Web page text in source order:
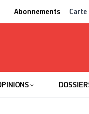
Abonnements Carte